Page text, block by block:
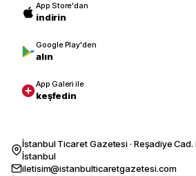
App Store'dan
indirin
Google Play'den
alın
App Galeri ile
keşfedin
İstanbul Ticaret Gazetesi · Reşadiye Cad.
İstanbul
iletisim@istanbulticaretgazetesi.com